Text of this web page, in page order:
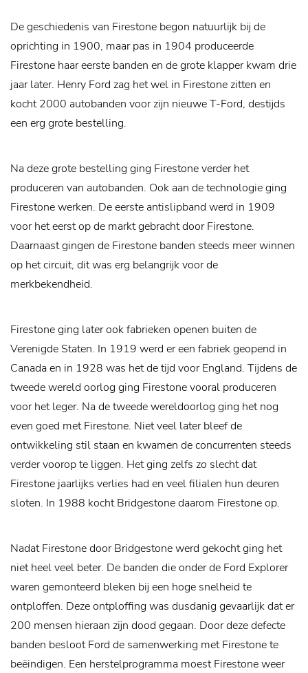
De geschiedenis van Firestone begon natuurlijk bij de
oprichting in 1900, maar pas in 1904 produceerde
Firestone haar eerste banden en de grote klapper kwam drie
jaar later. Henry Ford zag het wel in Firestone zitten en
kocht 2000 autobanden voor zijn nieuwe T-Ford, destijds
een erg grote bestelling.
Na deze grote bestelling ging Firestone verder het
produceren van autobanden. Ook aan de technologie ging
Firestone werken. De eerste antislipband werd in 1909
voor het eerst op de markt gebracht door Firestone.
Daarnaast gingen de Firestone banden steeds meer winnen
op het circuit, dit was erg belangrijk voor de
merkbekendheid.
Firestone ging later ook fabrieken openen buiten de
Verenigde Staten. In 1919 werd er een fabriek geopend in
Canada en in 1928 was het de tijd voor England. Tijdens de
tweede wereld oorlog ging Firestone vooral produceren
voor het leger. Na de tweede wereldoorlog ging het nog
even goed met Firestone. Niet veel later bleef de
ontwikkeling stil staan en kwamen de concurrenten steeds
verder voorop te liggen. Het ging zelfs zo slecht dat
Firestone jaarlijks verlies had en veel filialen hun deuren
sloten. In 1988 kocht Bridgestone daarom Firestone op.
Nadat Firestone door Bridgestone werd gekocht ging het
niet heel veel beter. De banden die onder de Ford Explorer
waren gemonteerd bleken bij een hoge snelheid te
ontploffen. Deze ontploffing was dusdanig gevaarlijk dat er
200 mensen hieraan zijn dood gegaan. Door deze defecte
banden besloot Ford de samenwerking met Firestone te
beëindigen. Een herstelprogramma moest Firestone weer